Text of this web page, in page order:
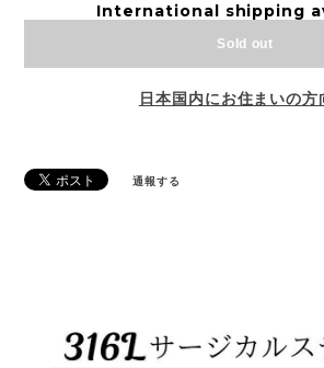
International shipping
Sold out
日本国内にお住まいの方
通報する